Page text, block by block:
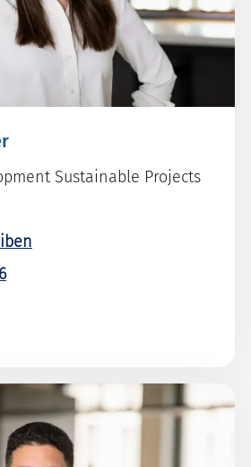
Sustainable Projects